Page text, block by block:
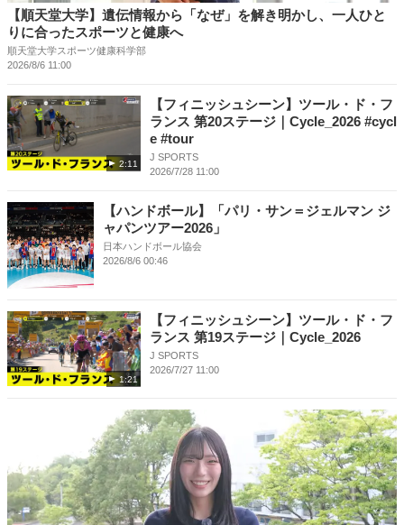
【順天堂大学】遺伝情報から「なぜ」を解き明かし、一人ひと
りに合ったスポーツと健康へ
順天堂大学スポーツ健康科学部
2026/8/6 11:00
2:11
【フィニッシュシーン】ツール・ド・フ
ランス 第20ステージ｜Cycle_2026 #cycl
e #tour
J SPORTS
2026/7/28 11:00
【ハンドボール】「パリ・サン＝ジェルマン ジ
ャパンツアー2026」
日本ハンドボール協会
2026/8/6 00:46
1:21
【フィニッシュシーン】ツール・ド・フ
ランス 第19ステージ｜Cycle_2026
J SPORTS
2026/7/27 11:00